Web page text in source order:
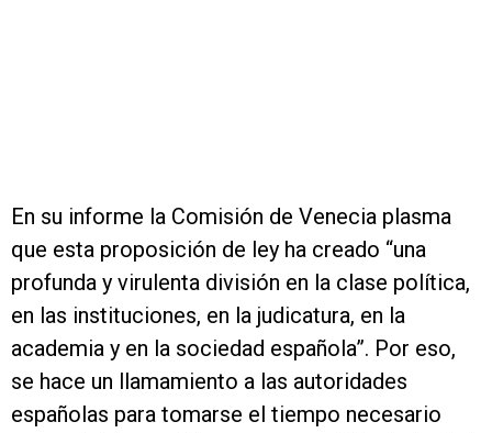
En su informe la Comisión de Venecia plasma
que esta proposición de ley ha creado “una
profunda y virulenta división en la clase política,
en las instituciones, en la judicatura, en la
academia y en la sociedad española”. Por eso,
se hace un llamamiento a las autoridades
españolas para tomarse el tiempo necesario